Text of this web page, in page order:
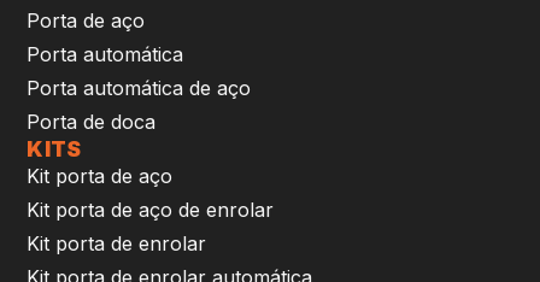
Porta de aço
Porta automática
Porta automática de aço
Porta de doca
KITS
Kit porta de aço
Kit porta de aço de enrolar
Kit porta de enrolar
Kit porta de enrolar automática